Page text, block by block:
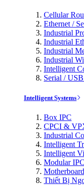
Cellular
Ethernet /
Industrial
Industrial
Industrial
Industrial
Intelligent
Serial /
Intelligent Systems
Box IPC
CPCI &
Industrial
Intelligent
Intelligent
Modular IPC
Thiết Bị